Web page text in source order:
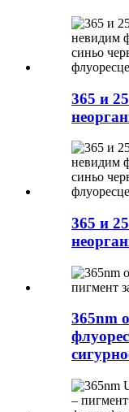
365 и
365 и
365nm